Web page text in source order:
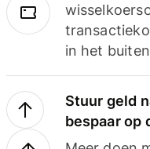
in het
Stuur geld
bespaar op